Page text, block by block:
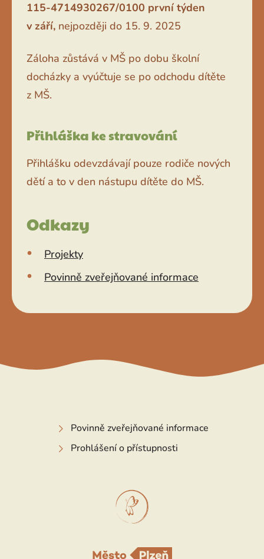
115-4714930267/0100 první týden
v září, nejpozději do 15. 9. 2025
Záloha zůstává v MŠ po dobu školní
docházky a vyúčtuje se po odchodu dítěte
z MŠ.
Přihláška ke stravování
Přihlášku odevzdávají pouze rodiče nových
dětí a to v den nástupu dítěte do MŠ.
Odkazy
Projekty
Povinně zveřejňované informace
Povinně zveřejňované informace
Prohlášení o přístupnosti